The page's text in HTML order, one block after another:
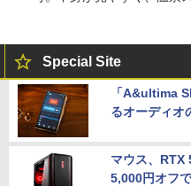
Special Site
「A&ultima
るオーディオ
マウス、RTX
5,000円オフ